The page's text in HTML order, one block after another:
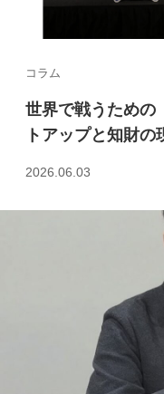
コラム
世界で戦うため
トアップと知財の
2026.06.03